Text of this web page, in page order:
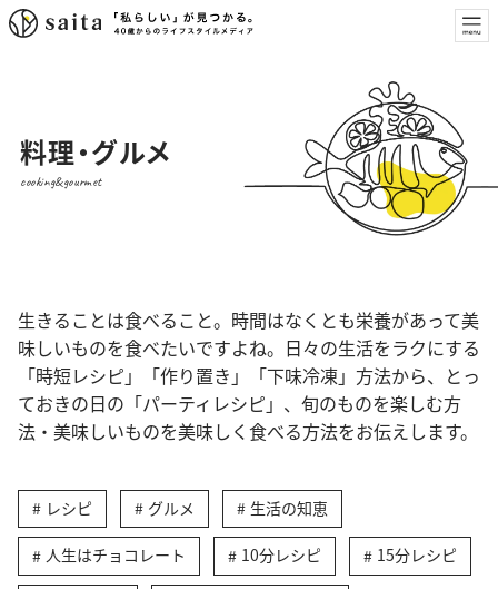
料理・グルメ
cooking&gourmet
生きることは食べること。時間はなくとも栄養があって美
味しいものを食べたいですよね。日々の生活をラクにする
「時短レシピ」「作り置き」「下味冷凍」方法から、とっ
ておきの日の「パーティレシピ」、旬のものを楽しむ方
法・美味しいものを美味しく食べる方法をお伝えします。
レシピ グルメ 生活の知恵
人生はチョコレート 10分レシピ 15分レシピ